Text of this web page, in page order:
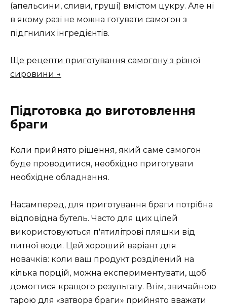
(апельсини, сливи, груші) вмістом цукру. Але ні
в якому разі не можна готувати самогон з
підгнилих інгредієнтів.
Ще рецепти приготування самогону з різної
сировини →
Підготовка до виготовлення
браги
Коли прийнято рішення, який саме самогон
буде проводитися, необхідно приготувати
необхідне обладнання.
Насамперед, для приготування браги потрібна
відповідна бутель. Часто для цих цілей
використовуються п'ятилітрові пляшки від
питної води. Цей хороший варіант для
новачків: коли ваш продукт розділений на
кілька порцій, можна експериментувати, щоб
домогтися кращого результату. Втім, звичайною
тарою для «затвора браги» прийнято вважати